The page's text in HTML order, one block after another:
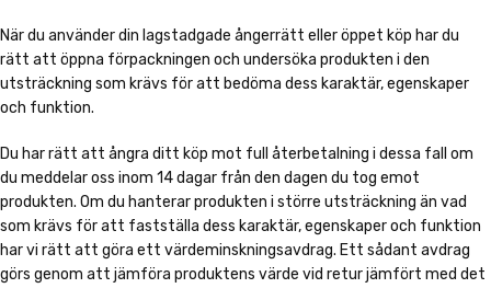
När du använder din lagstadgade ångerrätt eller öppet köp har du
rätt att öppna förpackningen och undersöka produkten i den
utsträckning som krävs för att bedöma dess karaktär, egenskaper
och funktion.
Du har rätt att ångra ditt köp mot full återbetalning i dessa fall om
du meddelar oss inom 14 dagar från den dagen du tog emot
produkten. Om du hanterar produkten i större utsträckning än vad
som krävs för att fastställa dess karaktär, egenskaper och funktion
har vi rätt att göra ett värdeminskningsavdrag. Ett sådant avdrag
görs genom att jämföra produktens värde vid retur jämfört med det